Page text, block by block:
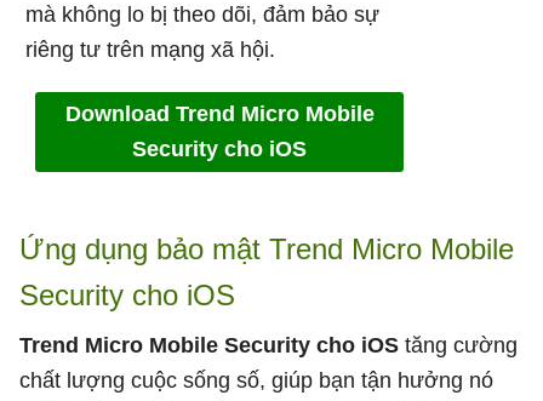
mà không lo bị theo dõi, đảm bảo sự
riêng tư trên mạng xã hội.
Download Trend Micro Mobile
Security cho iOS
Ứng dụng bảo mật Trend Micro Mobile
Security cho iOS
Trend Micro Mobile Security cho iOS tăng cường
chất lượng cuộc sống số, giúp bạn tận hưởng nó